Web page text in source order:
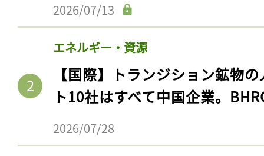
2026/07/13
エネルギー・資源
【国際】トランジション鉱物
ト10社はすべて中国企業。
2026/07/28